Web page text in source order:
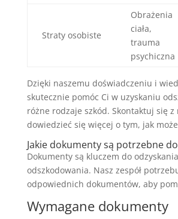
Straty osobiste
Obrażenia
ciała,
trauma
psychiczna
Dzięki naszemu doświadczeniu i
skutecznie pomóc Ci w uzyskaniu
różne rodzaje szkód. Skontaktuj się z
dowiedzieć się więcej o tym, jak
Jakie dokumenty są potrzebne
Dokumenty są kluczem do odzyskania
odszkodowania. Nasz zespół
odpowiednich dokumentów, aby
Wymagane dokumenty